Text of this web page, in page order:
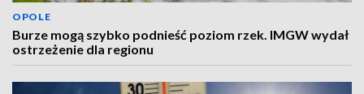
OPOLE
Burze mogą szybko podnieść poziom rzek. IMGW wydał
ostrzeżenie dla regionu